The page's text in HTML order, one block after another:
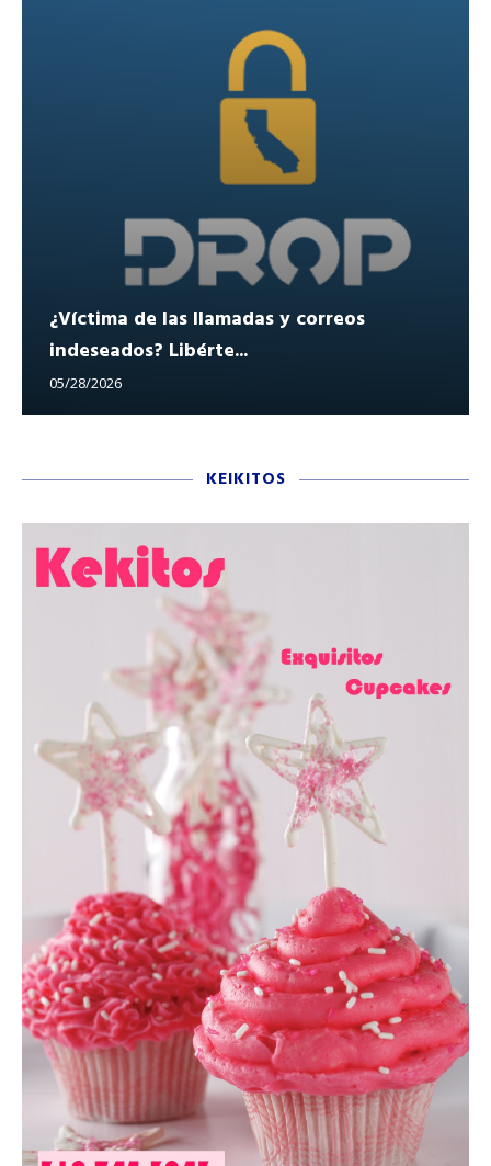
¿Víctima de las llamadas y correos
indeseados? Libérte...
05/28/2026
KEIKITOS